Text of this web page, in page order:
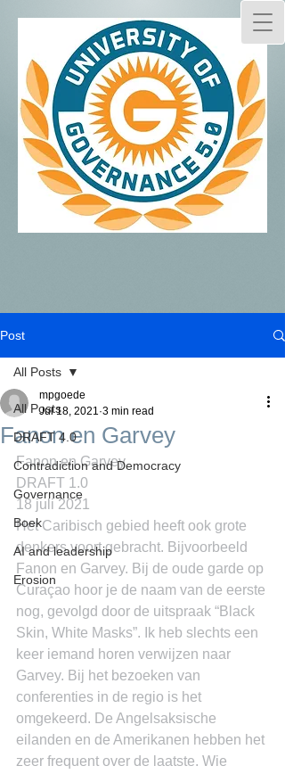
Post
All Posts
DRAFT 4.0
Contradiction and Democracy
Governance
Boek
AI and leadership
Erosion
All Posts
Fanon en Garvey
mpgoede
Jul 18, 2021 3 min read
Fanon en Garvey
DRAFT 1.0
18 juli 2021
Het Caribisch gebied heeft ook grote
denkers voort gebracht. Bijvoorbeeld
Fanon en Garvey. Bij de oude garde op
Curaçao hoor je de naam van de eerste
nog, gevolgd door de uitspraak “Black
Skin, White Masks”. Ik heb slechts een
keer iemand horen verwijzen naar
Garvey. Bij het bezoeken van
conferenties in de regio is het
omgekeerd. De Angelsaksische
eilanden en de Amerikanen hebben het
zeer frequent over de laatste. Wie